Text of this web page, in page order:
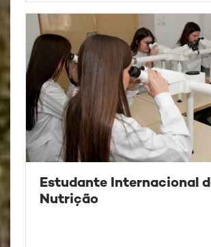
Estudante Internacional
Nutrição